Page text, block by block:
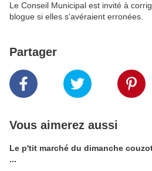
Le Conseil Municipal est invité à
blogue si elles s'avéraient erronées.
Partager
Vous aimerez aussi
Le p'tit marché du dimanche
...